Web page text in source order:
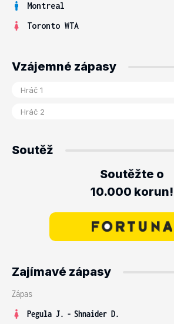
Montreal
Toronto WTA
Vzájemné zápasy
Soutěž
Soutěžte o
10.000 korun!
Zajímavé zápasy
Zápas
Pegula J. - Shnaider D.